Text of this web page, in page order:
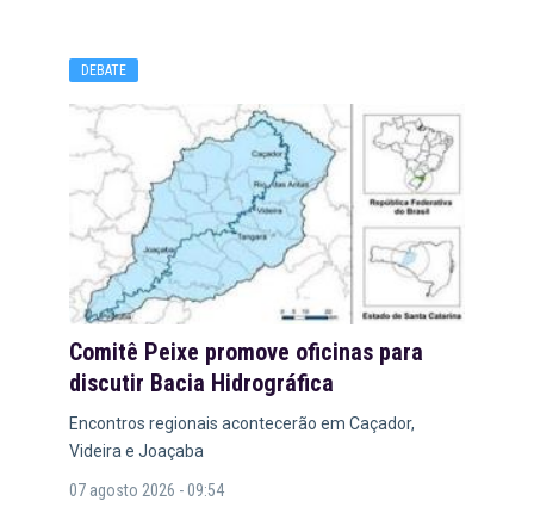
DEBATE
Comitê Peixe promove oficinas para
discutir Bacia Hidrográfica
Encontros regionais acontecerão em Caçador,
Videira e Joaçaba
07 agosto 2026 - 09:54